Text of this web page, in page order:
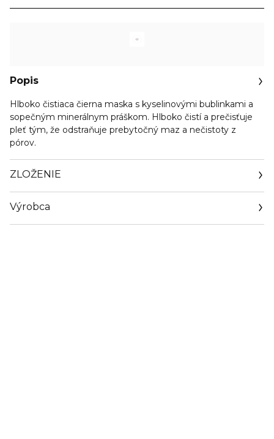
Popis
Hlboko čistiaca čierna maska s kyselinovými bublinkami a
sopečným minerálnym práškom. Hlboko čistí a prečisťuje
pleť tým, že odstraňuje prebytočný maz a nečistoty z
pórov.
ZLOŽENIE
Výrobca